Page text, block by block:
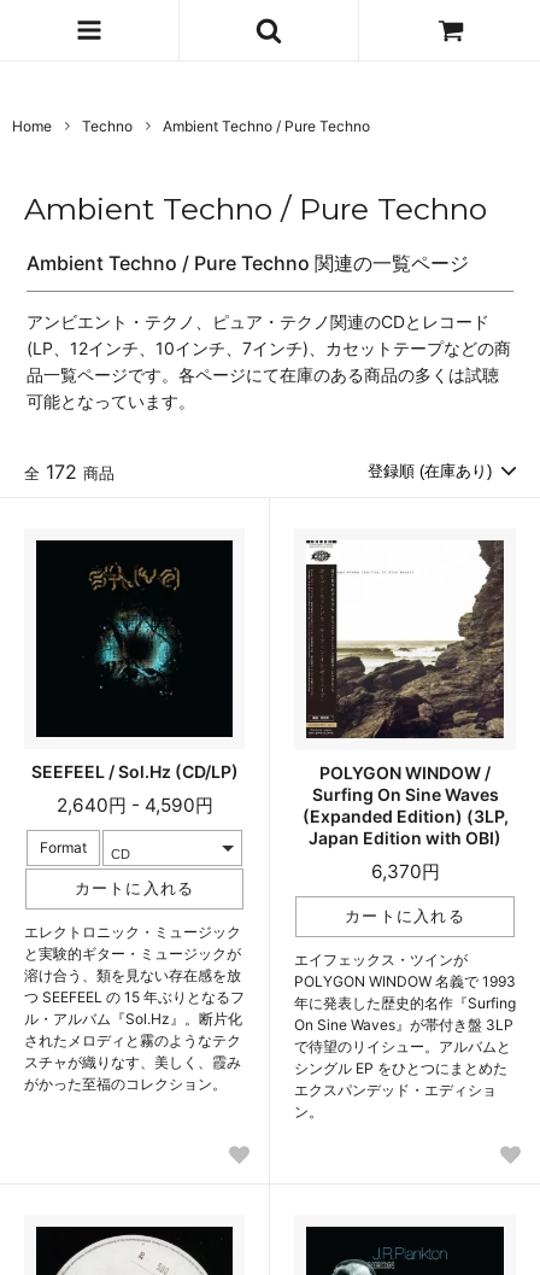
Home Techno Ambient Techno / Pure Techno
Ambient Techno / Pure Techno
Ambient Techno / Pure Techno 関連の一覧ページ
アンビエント・テクノ、ピュア・テクノ関連のCDとレコード
(LP、12インチ、10インチ、7インチ)、カセットテープなどの商
品一覧ページです。各ページにて在庫のある商品の多くは試聴
可能となっています。
全 172 商品
SEEFEEL / Sol.Hz (CD/LP)
2,640円 - 4,590円
Format
エレクトロニック・ミュージック
と実験的ギター・ミュージックが
溶け合う、類を見ない存在感を放
つ SEEFEEL の 15 年ぶりとなるフ
ル・アルバム『Sol.Hz』。断片化
されたメロディと霧のようなテク
スチャが織りなす、美しく、霞み
がかった至福のコレクション。
POLYGON WINDOW /
Surfing On Sine Waves
(Expanded Edition) (3LP,
Japan Edition with OBI)
6,370円
エイフェックス・ツインが
POLYGON WINDOW 名義で 1993
年に発表した歴史的名作『Surfing
On Sine Waves』が帯付き盤 3LP
で待望のリイシュー。アルバムと
シングル EP をひとつにまとめた
エクスパンデッド・エディショ
ン。